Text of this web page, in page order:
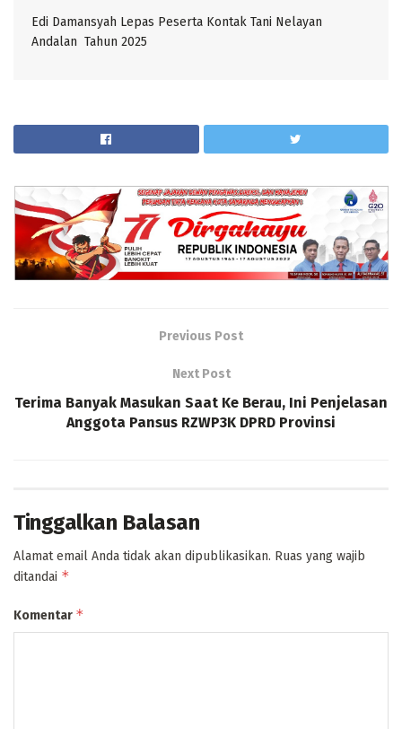
Edi Damansyah Lepas Peserta Kontak Tani Nelayan
Andalan Tahun 2025
Previous Post
Next Post
Terima Banyak Masukan Saat Ke Berau, Ini Penjelasan
Anggota Pansus RZWP3K DPRD Provinsi
Tinggalkan Balasan
Alamat email Anda tidak akan dipublikasikan. Ruas yang wajib
ditandai *
Komentar *